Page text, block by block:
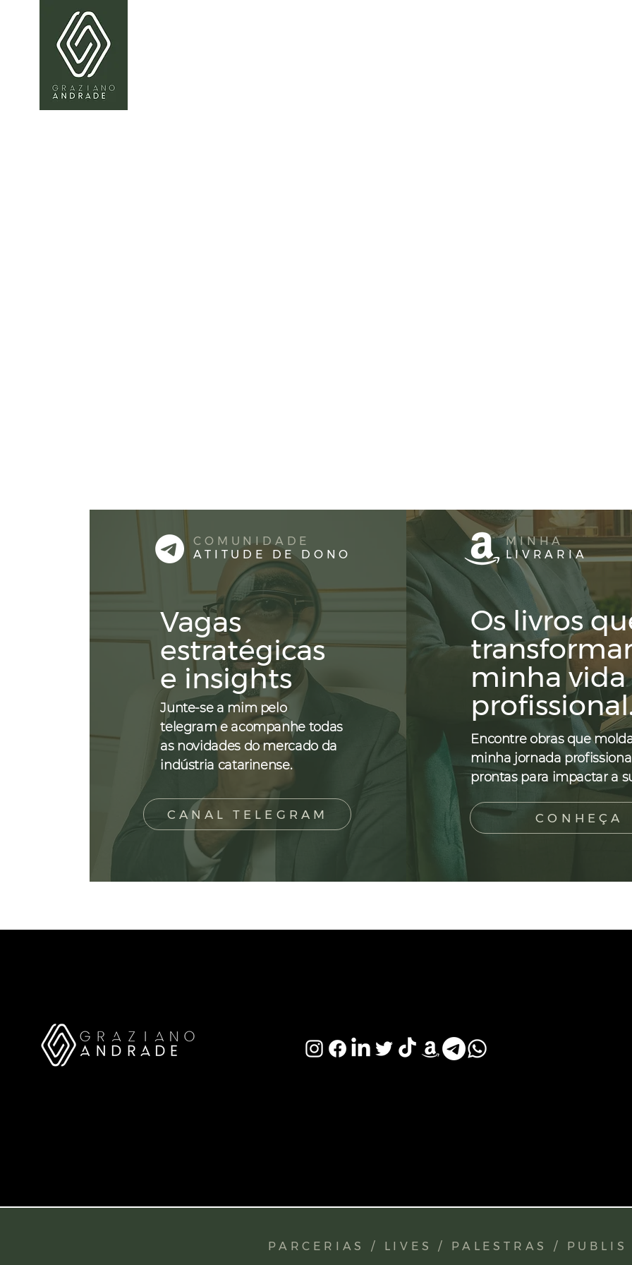
COMUNIDADE
ATITUDE DE DONO
Vagas
estratégicas
e insights
Junte-se a mim pelo
telegram e acompanhe todas
as novidades do mercado da
indústria catarinense.
CANAL TELEGRAM
MINHA
LIVRARIA
Os livros
minha vida
Encontre obras que
minha jornada
prontas para impactar a
CONHEÇA
PARCERIAS / LIVES / PALESTRAS / PUBLIS